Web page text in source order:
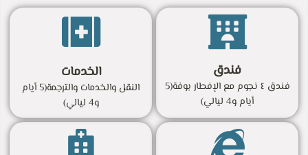
فندق
فندق ٤ نجوم مع الإفطار بوفة(5
أيام و4 ليالي)
الخدمات
النقل والخدمات والترجمة(5 أيام
و4 ليالي)